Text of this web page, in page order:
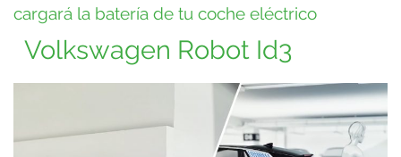
cargará la batería de tu coche eléctrico
Volkswagen Robot Id3